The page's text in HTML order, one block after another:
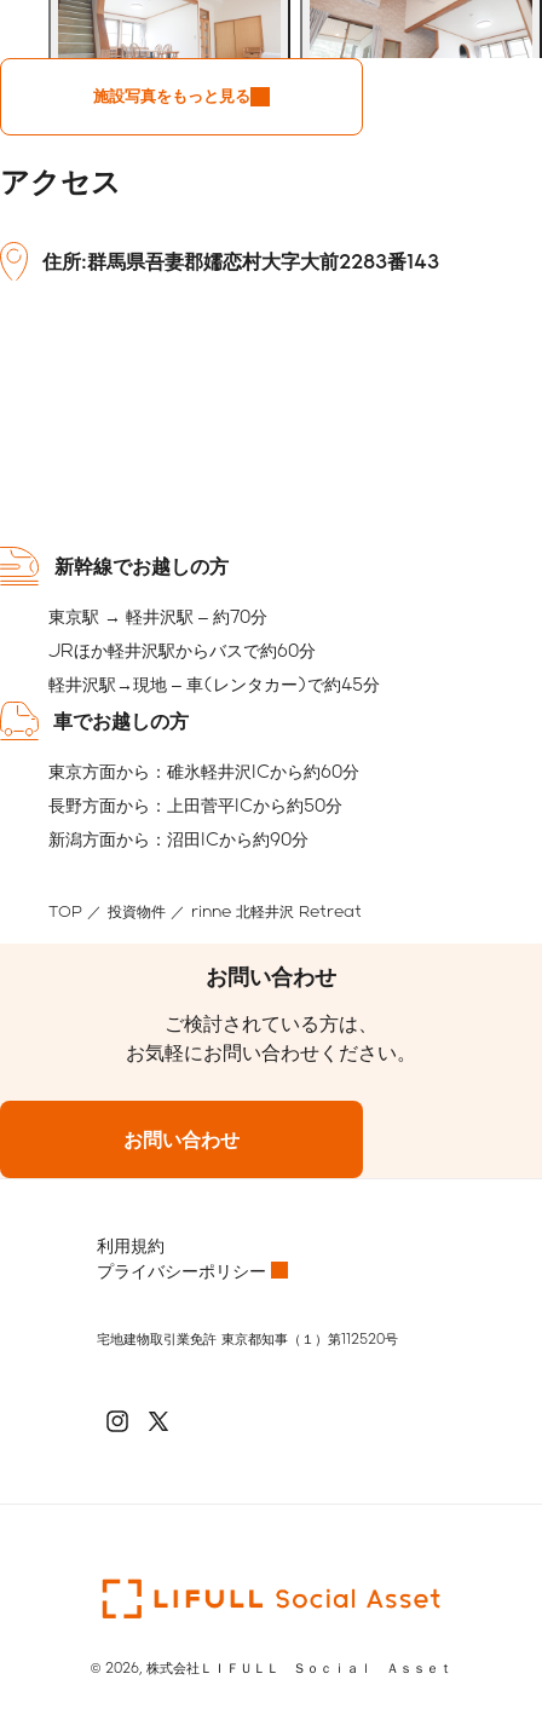
施設写真をもっと見る
アクセス
住所:群馬県吾妻郡嬬恋村大字大前2283番143
新幹線でお越しの方
東京駅 → 軽井沢駅 – 約70分
JRほか軽井沢駅からバスで約60分
軽井沢駅→現地 – 車(レンタカー)で約45分
車でお越しの方
東京方面から：碓氷軽井沢ICから約60分
長野方面から：上田菅平ICから約50分
新潟方面から：沼田ICから約90分
TOP 投資物件 rinne 北軽井沢 Retreat
お問い合わせ
ご検討されている方は、
お気軽にお問い合わせください。
お問い合わせ
利用規約
プライバシーポリシー
宅地建物取引業免許 東京都知事（１）第112520号
Instagram
© 2026, 株式会社ＬＩＦＵＬＬ Ｓｏｃｉａｌ Ａｓｓｅｔ